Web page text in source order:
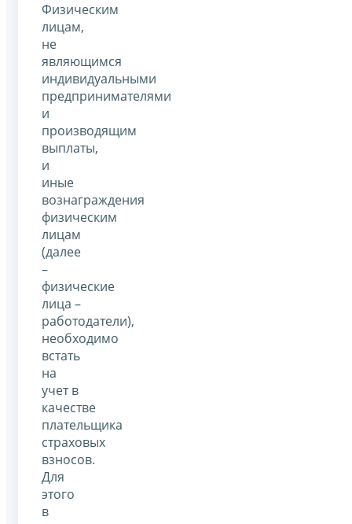
Физическим
лицам,
не
являющимся
индивидуальными
предпринимателями
и
производящим
выплаты,
и
иные
вознаграждения
физическим
лицам
(далее
–
физические
лица –
работодатели),
необходимо
встать
на
учет в
качестве
плательщика
страховых
взносов.
Для
этого
в